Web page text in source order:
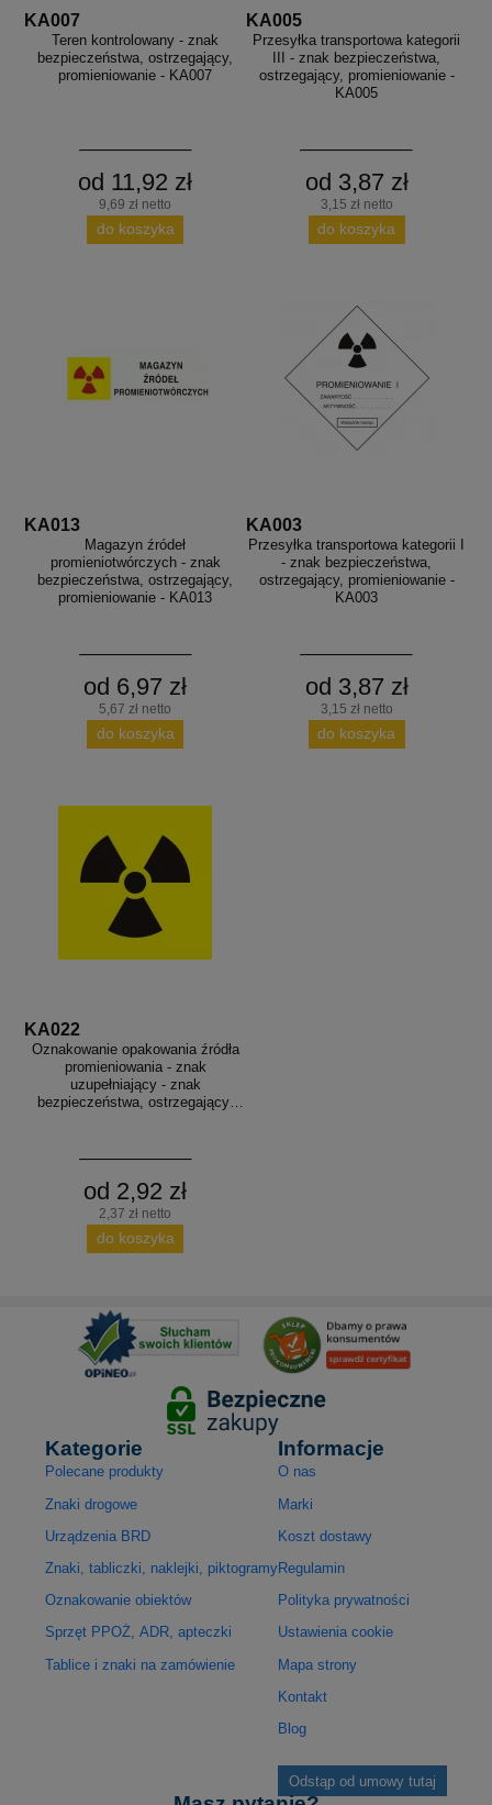
KA007
Teren kontrolowany - znak
bezpieczeństwa, ostrzegający,
promieniowanie - KA007
od 11,92 zł
9,69 zł netto
do koszyka
KA005
Przesyłka transportowa kategorii
III - znak bezpieczeństwa,
ostrzegający, promieniowanie -
KA005
od 3,87 zł
3,15 zł netto
do koszyka
KA013
Magazyn źródeł
promieniotwórczych - znak
bezpieczeństwa, ostrzegający,
promieniowanie - KA013
od 6,97 zł
5,67 zł netto
do koszyka
KA003
Przesyłka transportowa kategorii I
- znak bezpieczeństwa,
ostrzegający, promieniowanie -
KA003
od 3,87 zł
3,15 zł netto
do koszyka
KA022
Oznakowanie opakowania źródła
promieniowania - znak
uzupełniający - znak
bezpieczeństwa, ostrzegający,
od 2,92 zł
2,37 zł netto
do koszyka
Kategorie
Polecane produkty
Znaki drogowe
Urządzenia BRD
Znaki, tabliczki, naklejki, piktogramy
Oznakowanie obiektów
Sprzęt PPOŻ, ADR, apteczki
Tablice i znaki na zamówienie
Informacje
O nas
Marki
Koszt dostawy
Regulamin
Polityka prywatności
Ustawienia cookie
Mapa strony
Kontakt
Blog
Odstąp od umowy tutaj